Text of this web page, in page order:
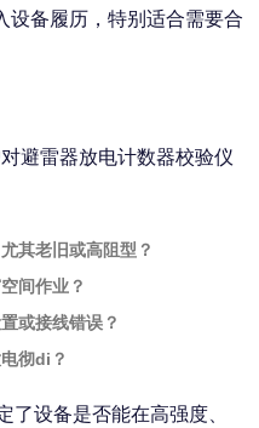
设备履历，特别适合需要合
避雷器放电计数器校验仪
其老旧或高阻型？
间作业？
或接线错误？
彻di？
了设备是否能在高强度、